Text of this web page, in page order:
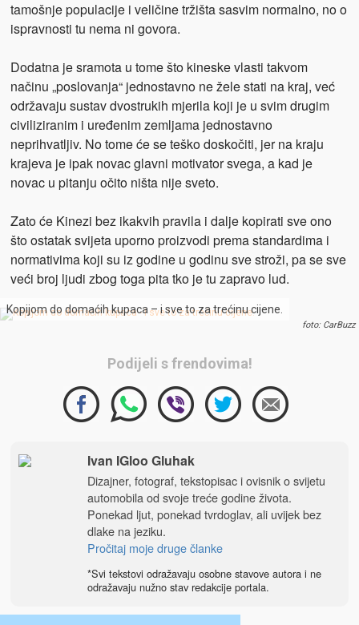
tamošnje populacije i veličine tržišta sasvim normalno, no o
ispravnosti tu nema ni govora.
Dodatna je sramota u tome što kineske vlasti takvom
načinu „poslovanja“ jednostavno ne žele stati na kraj, već
održavaju sustav dvostrukih mjerila koji je u svim drugim
civiliziranim i uređenim zemljama jednostavno
neprihvatljiv. No tome će se teško doskočiti, jer na kraju
krajeva je ipak novac glavni motivator svega, a kad je
novac u pitanju očito ništa nije sveto.
Zato će Kinezi bez ikakvih pravila i dalje kopirati sve ono
što ostatak svijeta uporno proizvodi prema standardima i
normativima koji su iz godine u godinu sve stroži, pa se sve
veći broj ljudi zbog toga pita tko je tu zapravo lud.
Kopijom do domaćih kupaca – i sve to za trećinu cijene.
foto: CarBuzz
Podijeli s frendovima!
Ivan IGloo Gluhak
Dizajner, fotograf, tekstopisac i ovisnik o svijetu
automobila od svoje treće godine života.
Ponekad ljut, ponekad tvrdoglav, ali uvijek bez
dlake na jeziku.
Pročitaj moje druge članke
*Svi tekstovi odražavaju osobne stavove autora i ne
odražavaju nužno stav redakcije portala.